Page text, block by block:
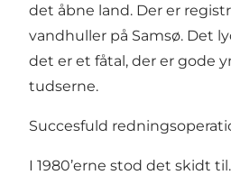
det åbne land. Der er
vandhuller på Samsø. Det
det er et fåtal, der er gode
tudserne.
Succesfuld
I 1980’erne stod det skidt